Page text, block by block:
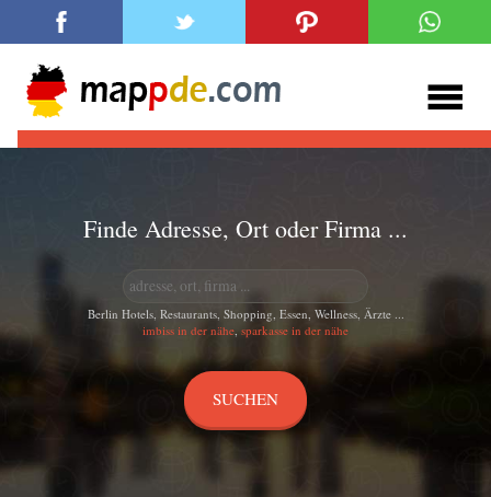
Finde Adresse, Ort oder Firma ...
Berlin Hotels, Restaurants, Shopping, Essen, Wellness, Ärzte ...
imbiss in der nähe, sparkasse in der nähe